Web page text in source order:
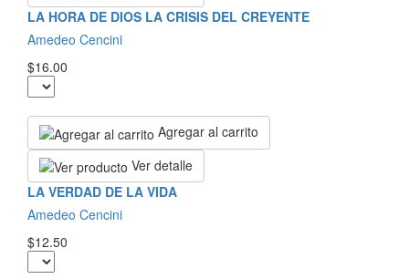
LA HORA DE DIOS LA CRISIS DEL CREYENTE
Amedeo Cencini
$16.00
Agregar al carrito
Ver detalle
LA VERDAD DE LA VIDA
Amedeo Cencini
$12.50